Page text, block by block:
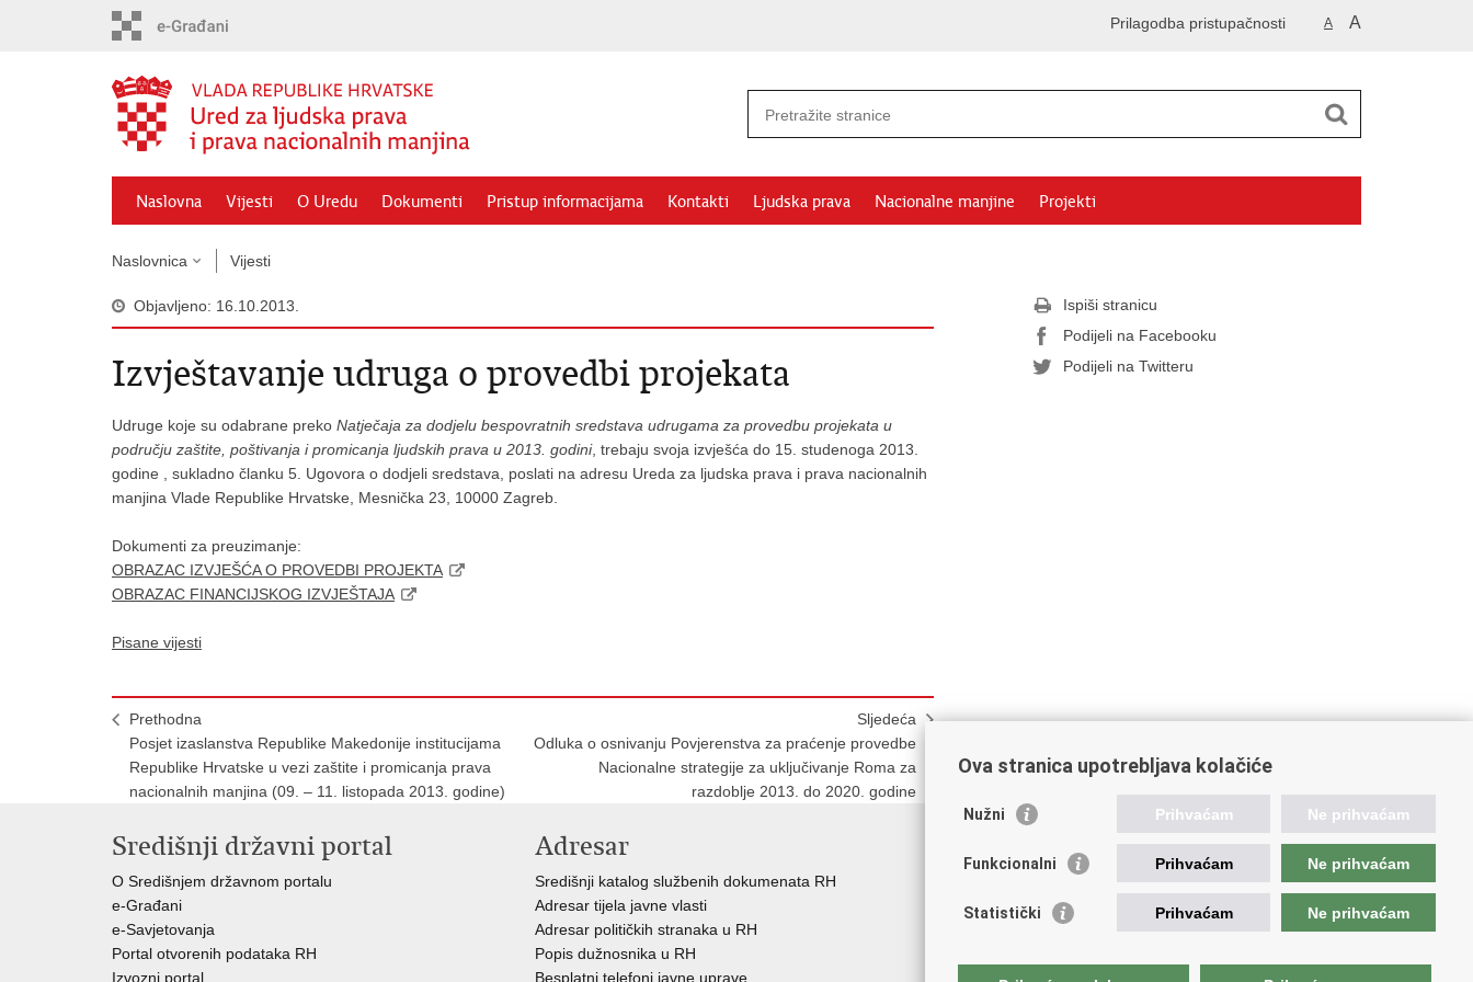
A A
Prilagodba pristupačnosti
Naslovna Vijesti O Uredu Dokumenti Pristup informacijama Kontakti Ljudska prava Nacionalne manjine Projekti
Naslovnica Vijesti
Objavljeno: 16.10.2013.
Izvještavanje udruga o provedbi projekata
Udruge koje su odabrane preko Natječaja za dodjelu bespovratnih sredstava udrugama za provedbu projekata u
području zaštite, poštivanja i promicanja ljudskih prava u 2013. godini, trebaju svoja izvješća do 15. studenoga 2013.
godine , sukladno članku 5. Ugovora o dodjeli sredstava, poslati na adresu Ureda za ljudska prava i prava nacionalnih
manjina Vlade Republike Hrvatske, Mesnička 23, 10000 Zagreb.
Dokumenti za preuzimanje:
OBRAZAC IZVJEŠĆA O PROVEDBI PROJEKTA
OBRAZAC FINANCIJSKOG IZVJEŠTAJA
Pisane vijesti
Prethodna
Posjet izaslanstva Republike Makedonije institucijama
Republike Hrvatske u vezi zaštite i promicanja prava
nacionalnih manjina (09. – 11. listopada 2013. godine)
Sljedeća
Odluka o osnivanju Povjerenstva za praćenje provedbe
Nacionalne strategije za uključivanje Roma za
razdoblje 2013. do 2020. godine
Ispiši stranicu
Podijeli na Facebooku
Podijeli na Twitteru
Središnji državni portal
O Središnjem državnom portalu
e-Građani
e-Savjetovanja
Portal otvorenih podataka RH
Izvozni portal
Adresar
Središnji katalog službenih dokumenata RH
Adresar tijela javne vlasti
Adresar političkih stranaka u RH
Popis dužnosnika u RH
Besplatni telefoni javne uprave
Važne poveznice
Hrvatski sabor
Savjet za nacionalne manjine
Okvirna konvencija za zaštitu nacionalnih manjina
Ova stranica upotrebljava kolačiće
Nužni Prihvaćam Ne prihvaćam
Funkcionalni Prihvaćam Ne prihvaćam
Statistički Prihvaćam Ne prihvaćam